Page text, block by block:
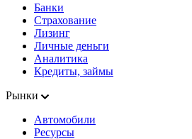
Банки
Страхование
Лизинг
Личные деньги
Аналитика
Кредиты, займы
Рынки
Автомобили
Ресурсы